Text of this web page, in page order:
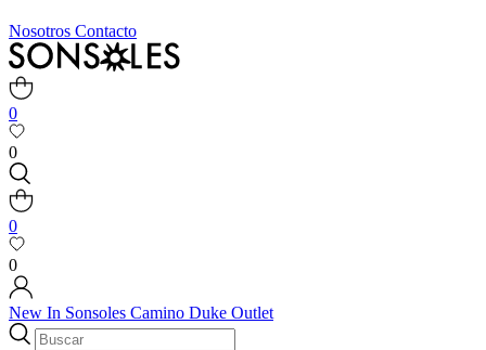
Nosotros Contacto
0
0
0
0
New In Sonsoles Camino Duke Outlet